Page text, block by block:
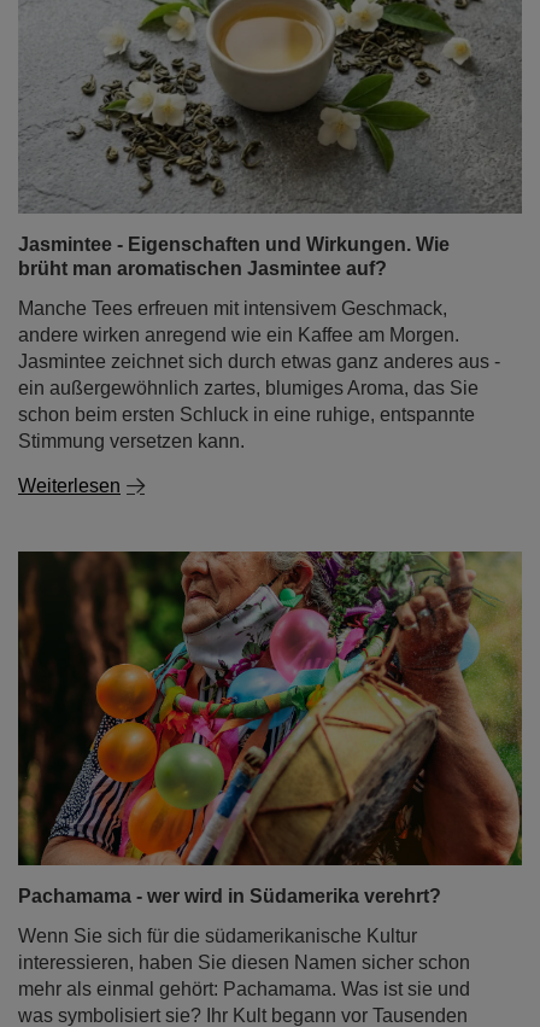
Jasmintee - Eigenschaften und Wirkungen. Wie
brüht man aromatischen Jasmintee auf?
Manche Tees erfreuen mit intensivem Geschmack,
andere wirken anregend wie ein Kaffee am Morgen.
Jasmintee zeichnet sich durch etwas ganz anderes aus -
ein außergewöhnlich zartes, blumiges Aroma, das Sie
schon beim ersten Schluck in eine ruhige, entspannte
Stimmung versetzen kann.
Weiterlesen
Pachamama - wer wird in Südamerika verehrt?
Wenn Sie sich für die südamerikanische Kultur
interessieren, haben Sie diesen Namen sicher schon
mehr als einmal gehört: Pachamama. Was ist sie und
was symbolisiert sie? Ihr Kult begann vor Tausenden